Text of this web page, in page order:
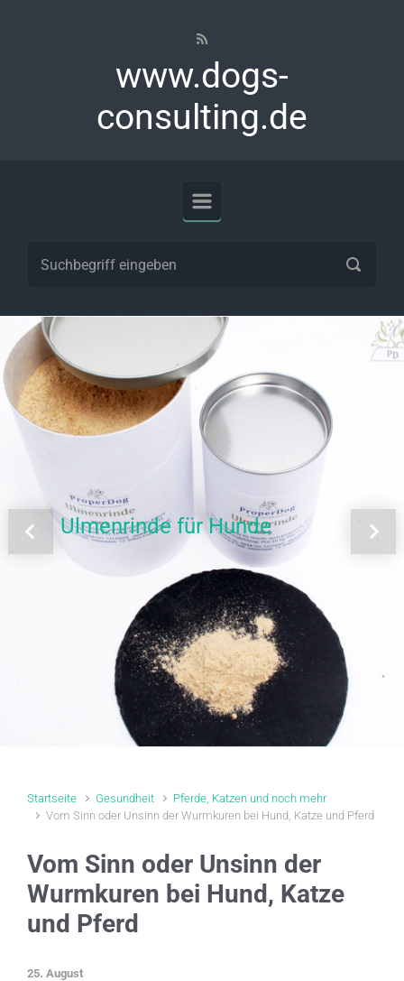
www.dogs-
consulting.de
Ulmenrinde für Hunde
Vorheriger
Startseite Gesundheit
Pferde, Katzen und noch mehr
Vom Sinn oder Unsinn der Wurmkuren bei Hund, Katze und Pferd
Vom Sinn oder Unsinn der
Wurmkuren bei Hund, Katze
und Pferd
25. August